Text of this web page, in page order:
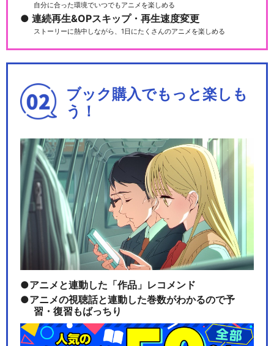
自分に合った環境でいつでもアニメを楽しめる
連続再生&OPスキップ・再生速度変更
ストーリーに熱中しながら、1日にたくさんのアニメを楽しめる
ブック購入でもっと楽しも
う！
アニメと連動した「作品」レコメンド
アニメの視聴話と連動した巻数がわかるので予
習・復習もばっちり